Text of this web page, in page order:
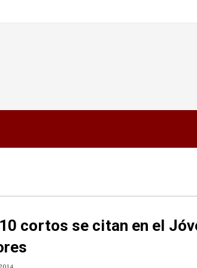
cortos se citan en el